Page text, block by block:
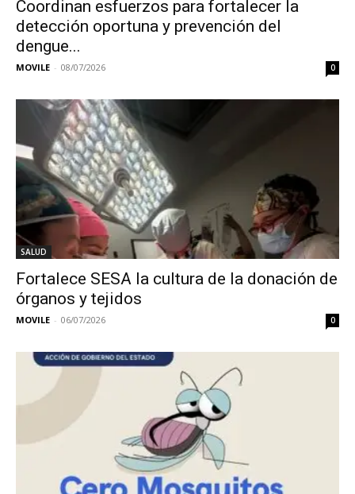
Coordinan esfuerzos para fortalecer la
detección oportuna y prevención del
dengue...
MOVILE - 08/07/2026 0
SALUD
Fortalece SESA la cultura de la donación de
órganos y tejidos
MOVILE - 06/07/2026 0